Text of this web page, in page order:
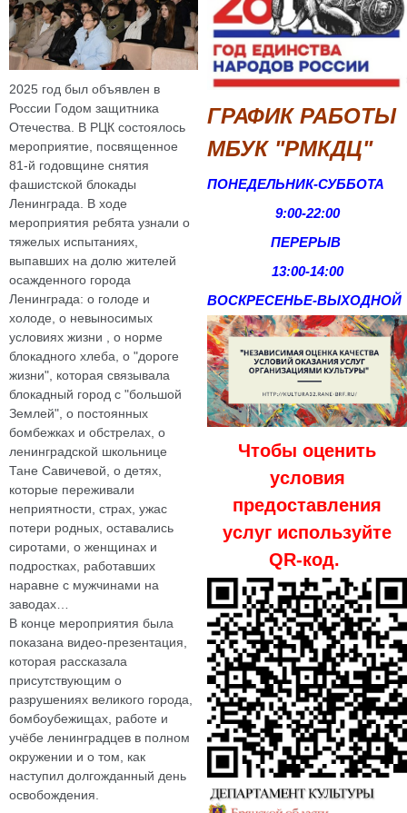
ГРАФИК РАБОТЫ
МБУК "РМКДЦ"
ПОНЕДЕЛЬНИК-СУББОТА
9:00-22:00
ПЕРЕРЫВ
13:00-14:00
ВОСКРЕСЕНЬЕ-ВЫХОДНОЙ
Чтобы оценить
условия
предоставления
услуг используйте
QR-код.
2025 год был объявлен в
России Годом защитника
Отечества. В РЦК состоялось
мероприятие, посвященное
81-й годовщине снятия
фашистской блокады
Ленинграда. В ходе
мероприятия ребята узнали о
тяжелых испытаниях,
выпавших на долю жителей
осажденного города
Ленинграда: о голоде и
холоде, о невыносимых
условиях жизни , о норме
блокадного хлеба, о "дороге
жизни", которая связывала
блокадный город с "большой
Землей", о постоянных
бомбежках и обстрелах, о
ленинградской школьнице
Тане Савичевой, о детях,
которые переживали
неприятности, страх, ужас
потери родных, оставались
сиротами, о женщинах и
подростках, работавших
наравне с мужчинами на
заводах…
В конце мероприятия была
показана видео-презентация,
которая рассказала
присутствующим о
разрушениях великого города,
бомбоубежищах, работе и
учёбе ленинградцев в полном
окружении и о том, как
наступил долгожданный день
освобождения.